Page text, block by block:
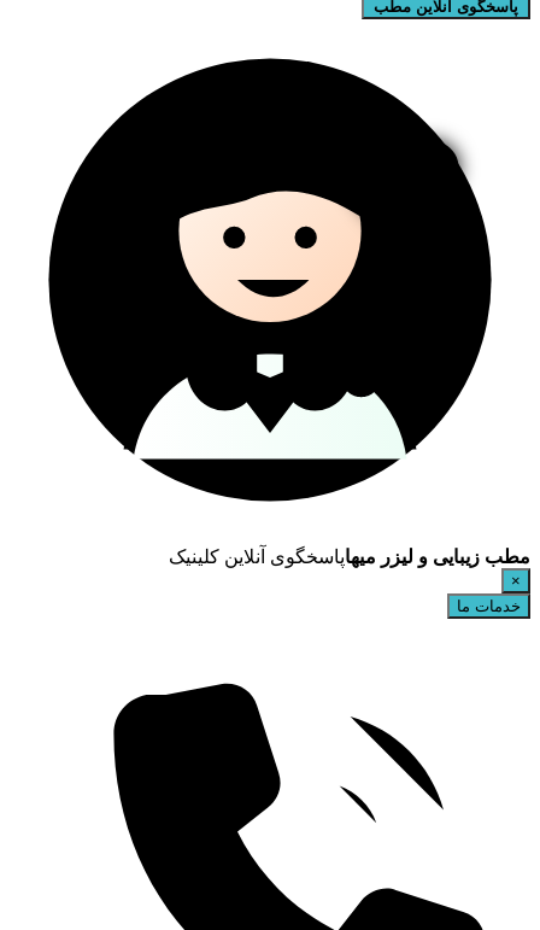
پاسخگوی آنلاین مطب
مطب زیبایی و لیزر میهاپاسخگوی آنلاین کلینیک
×
خدمات ما